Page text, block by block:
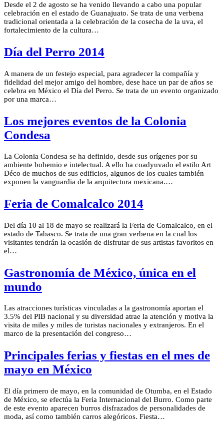
Desde el 2 de agosto se ha venido llevando a cabo una popular
celebración en el estado de Guanajuato. Se trata de una verbena
tradicional orientada a la celebración de la cosecha de la uva, el
fortalecimiento de la cultura…
Día del Perro 2014
A manera de un festejo especial, para agradecer la compañía y
fidelidad del mejor amigo del hombre, dese hace un par de años se
celebra en México el Día del Perro. Se trata de un evento organizado
por una marca…
Los mejores eventos de la Colonia
Condesa
La Colonia Condesa se ha definido, desde sus orígenes por su
ambiente bohemio e intelectual. A ello ha coadyuvado el estilo Art
Déco de muchos de sus edificios, algunos de los cuales también
exponen la vanguardia de la arquitectura mexicana.…
Feria de Comalcalco 2014
Del día 10 al 18 de mayo se realizará la Feria de Comalcalco, en el
estado de Tabasco. Se trata de una gran verbena en la cual los
visitantes tendrán la ocasión de disfrutar de sus artistas favoritos en
el…
Gastronomía de México, única en el
mundo
Las atracciones turísticas vinculadas a la gastronomía aportan el
3.5% del PIB nacional y su diversidad atrae la atención y motiva la
visita de miles y miles de turistas nacionales y extranjeros. En el
marco de la presentación del congreso…
Principales ferias y fiestas en el mes de
mayo en México
El día primero de mayo, en la comunidad de Otumba, en el Estado
de México, se efectúa la Feria Internacional del Burro. Como parte
de este evento aparecen burros disfrazados de personalidades de
moda, así como también carros alegóricos. Fiesta…